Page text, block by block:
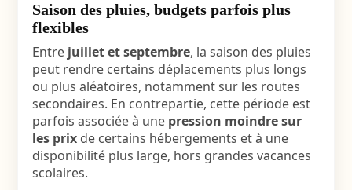
Saison des pluies, budgets parfois plus
flexibles
Entre juillet et septembre, la saison des pluies
peut rendre certains déplacements plus longs
ou plus aléatoires, notamment sur les routes
secondaires. En contrepartie, cette période est
parfois associée à une pression moindre sur
les prixde certains hébergements et à une
disponibilité plus large, hors grandes vacances
scolaires.